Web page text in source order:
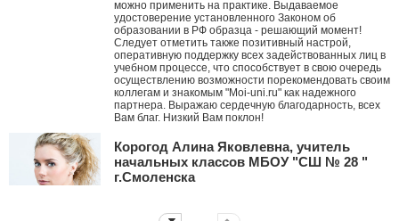
можно применить на практике. Выдаваемое
удостоверение установленного Законом об
образовании в РФ образца - решающий момент!
Следует отметить также позитивный настрой,
оперативную поддержку всех задействованных лиц в
учебном процессе, что способствует в свою очередь
осуществлению возможности порекомендовать своим
коллегам и знакомым "Moi-uni.ru" как надежного
партнера. Выражаю сердечную благодарность, всех
Вам благ. Низкий Вам поклон!
Корогод Алина Яковлевна, учитель
начальных классов МБОУ "СШ № 28 "
г.Смоленска
года. Это ты мне первым рассказал про АМО и я их